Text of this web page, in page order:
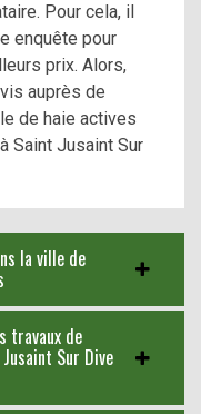
Pour cela, il
enquête pour
prix. Alors,
auprès de
de haie actives
Saint Jusaint Sur
la ville de
travaux de
Sur Dive